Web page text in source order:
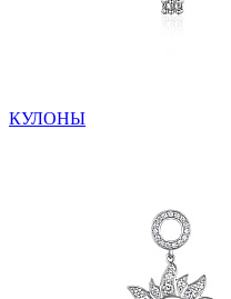
КУЛОНЫ